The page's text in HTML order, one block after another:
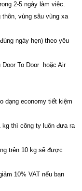
2-5 ngày làm việc.
vùng sâu vùng xa
ngày hẹn) theo yêu
To Door hoặc Air
dạng economy tiết kiệm
thì công ty luôn đưa ra
trên 10 kg sẽ được
10% VAT nếu bạn